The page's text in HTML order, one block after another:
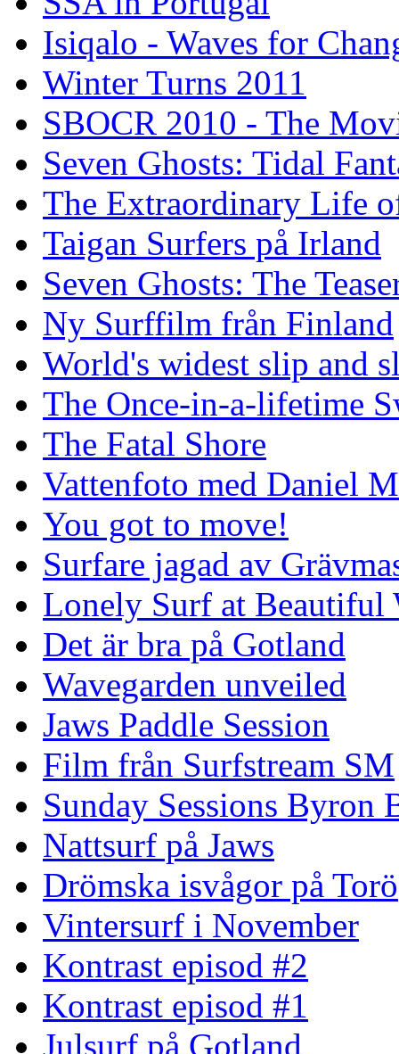
Isiqalo - Waves for
Winter Turns 2011
SBOCR 2010 - The
Seven Ghosts: Tidal
The Extraordinary Life
Taigan Surfers på Irland
Seven Ghosts: The
Ny Surffilm från Finland
World's widest slip and
The Once-in-a-lifetime
The Fatal Shore
Vattenfoto med Daniel
You got to move!
Surfare jagad av
Lonely Surf at Beautiful
Det är bra på Gotland
Wavegarden unveiled
Jaws Paddle Session
Film från Surfstream SM
Sunday Sessions Byron
Nattsurf på Jaws
Drömska isvågor på Torö
Vintersurf i November
Kontrast episod #2
Kontrast episod #1
Julsurf på Gotland